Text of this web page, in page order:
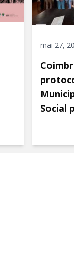
mai 27,
Social